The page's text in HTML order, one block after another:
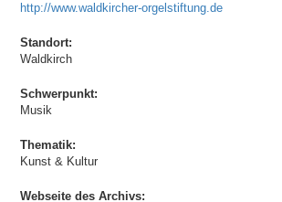
http://www.waldkircher-orgelstiftung.de
Standort:
Waldkirch
Schwerpunkt:
Musik
Thematik:
Kunst & Kultur
Webseite des Archivs: